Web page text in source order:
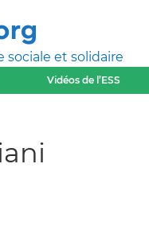
sociale et solidaire
Vidéos de l’ESS